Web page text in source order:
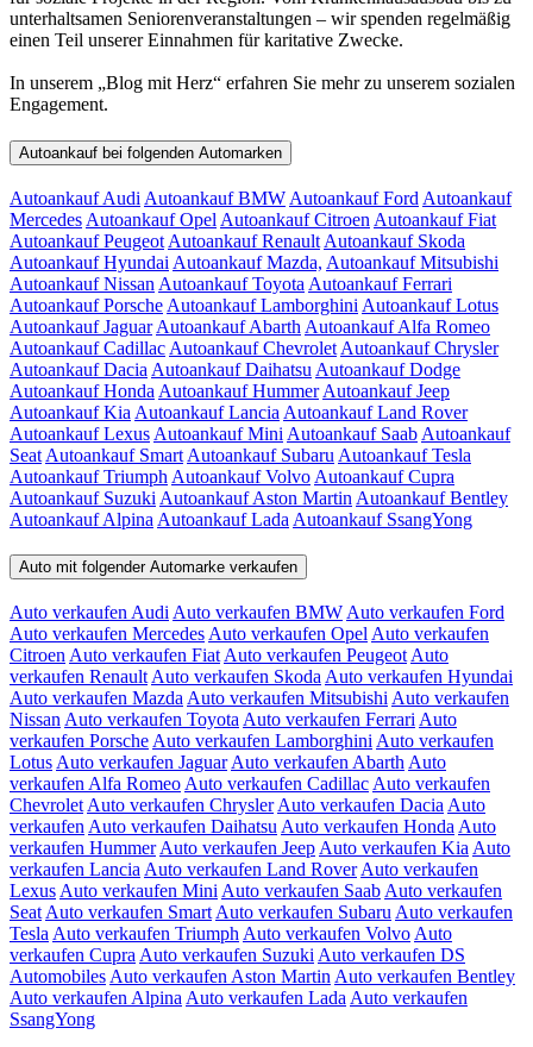
unterhaltsamen Seniorenveranstaltungen – wir spenden regelmäßig
einen Teil unserer Einnahmen für karitative Zwecke.
In unserem „Blog mit Herz“ erfahren Sie mehr zu unserem sozialen
Engagement.
Autoankauf bei folgenden Automarken
Autoankauf Audi Autoankauf BMW Autoankauf Ford Autoankauf
Mercedes Autoankauf Opel Autoankauf Citroen Autoankauf Fiat
Autoankauf Peugeot Autoankauf Renault Autoankauf Skoda
Autoankauf Hyundai Autoankauf Mazda, Autoankauf Mitsubishi
Autoankauf Nissan Autoankauf Toyota Autoankauf Ferrari
Autoankauf Porsche Autoankauf Lamborghini Autoankauf Lotus
Autoankauf Jaguar Autoankauf Abarth Autoankauf Alfa Romeo
Autoankauf Cadillac Autoankauf Chevrolet Autoankauf Chrysler
Autoankauf Dacia Autoankauf Daihatsu Autoankauf Dodge
Autoankauf Honda Autoankauf Hummer Autoankauf Jeep
Autoankauf Kia Autoankauf Lancia Autoankauf Land Rover
Autoankauf Lexus Autoankauf Mini Autoankauf Saab Autoankauf
Seat Autoankauf Smart Autoankauf Subaru Autoankauf Tesla
Autoankauf Triumph Autoankauf Volvo Autoankauf Cupra
Autoankauf Suzuki Autoankauf Aston Martin Autoankauf Bentley
Autoankauf Alpina Autoankauf Lada Autoankauf SsangYong
Auto mit folgender Automarke verkaufen
Auto verkaufen Audi Auto verkaufen BMW Auto verkaufen Ford
Auto verkaufen Mercedes Auto verkaufen Opel Auto verkaufen
Citroen Auto verkaufen Fiat Auto verkaufen Peugeot Auto
verkaufen Renault Auto verkaufen Skoda Auto verkaufen Hyundai
Auto verkaufen Mazda Auto verkaufen Mitsubishi Auto verkaufen
Nissan Auto verkaufen Toyota Auto verkaufen Ferrari Auto
verkaufen Porsche Auto verkaufen Lamborghini Auto verkaufen
Lotus Auto verkaufen Jaguar Auto verkaufen Abarth Auto
verkaufen Alfa Romeo Auto verkaufen Cadillac Auto verkaufen
Chevrolet Auto verkaufen Chrysler Auto verkaufen Dacia Auto
verkaufen Auto verkaufen Daihatsu Auto verkaufen Honda Auto
verkaufen Hummer Auto verkaufen Jeep Auto verkaufen Kia Auto
verkaufen Lancia Auto verkaufen Land Rover Auto verkaufen
Lexus Auto verkaufen Mini Auto verkaufen Saab Auto verkaufen
Seat Auto verkaufen Smart Auto verkaufen Subaru Auto verkaufen
Tesla Auto verkaufen Triumph Auto verkaufen Volvo Auto
verkaufen Cupra Auto verkaufen Suzuki Auto verkaufen DS
Automobiles Auto verkaufen Aston Martin Auto verkaufen Bentley
Auto verkaufen Alpina Auto verkaufen Lada Auto verkaufen
SsangYong